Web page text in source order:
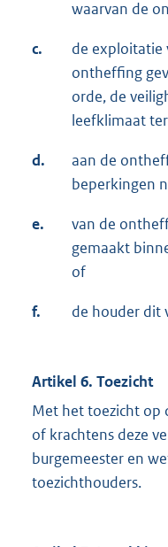
waarvan de
c.
de exploitatie
ontheffing
orde, de
leefklimaat
d.
aan de
beperkingen
e.
van de
gemaakt
of
f. de houder dit
Artikel 6. Toezicht
Met het toezicht op
of krachtens deze
burgemeester en
toezichthouders.